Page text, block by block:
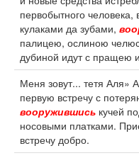
первобытного человека,
кулаками да зубами,
палицею, ослиною
дубиной идут с пращею и
Меня зовут... тетя Аля»
первую встречу с
вооружившись кучей
носовыми платками.
встречу добро.